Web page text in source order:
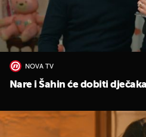
NOVA TV
Nare i Šahin će dobiti